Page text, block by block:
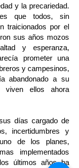
y la precariedad.
que todos, sin
traicionados por el
sus años mozos
y esperanza,
prometer una
y campesinos,
abandonado a su
viven ellos ahora
días cargado de
incertidumbres y
de los planes,
implementados
últimos años ha